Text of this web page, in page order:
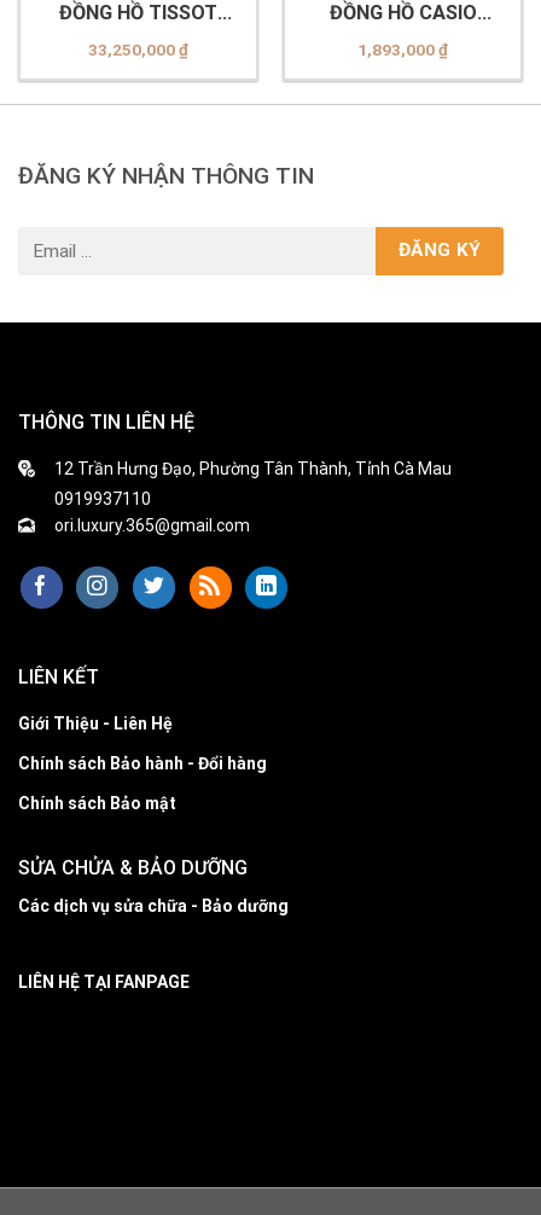
ĐỒNG HỒ TISSOT
T099.408.36.038.00
33,250,000₫
ĐỒNG HỒ CASIO
MTP-1381L-7AVDF
1,893,000₫
ĐĂNG KÝ NHẬN THÔNG TIN
THÔNG TIN LIÊN HỆ
12 Trần Hưng Đạo, Phường Tân Thành, Tỉnh Cà Mau
0919937110
ori.luxury.365@gmail.com
LIÊN KẾT
Giới Thiệu - Liên Hệ
Chính sách Bảo hành - Đổi hàng
Chính sách Bảo mật
SỬA CHỬA & BẢO DƯỠNG
Các dịch vụ sửa chữa - Bảo dưỡng
LIÊN HỆ TẠI FANPAGE